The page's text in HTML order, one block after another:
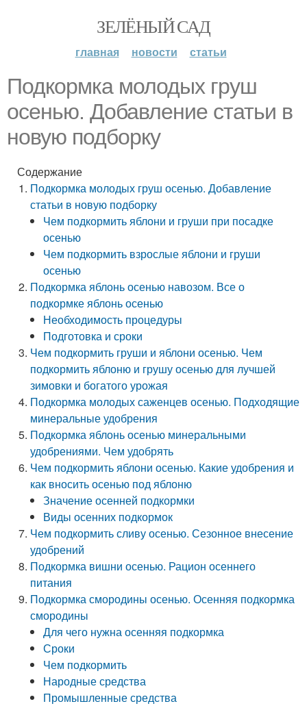
ЗЕЛЁНЫЙ САД
главная новости статьи
Подкормка молодых груш
осенью. Добавление статьи в
новую подборку
Содержание
Подкормка молодых груш осенью. Добавление
статьи в новую подборку
Чем подкормить яблони и груши при посадке
осенью
Чем подкормить взрослые яблони и груши
осенью
Подкормка яблонь осенью навозом. Все о
подкормке яблонь осенью
Необходимость процедуры
Подготовка и сроки
Чем подкормить груши и яблони осенью. Чем
подкормить яблоню и грушу осенью для лучшей
зимовки и богатого урожая
Подкормка молодых саженцев осенью. Подходящие
минеральные удобрения
Подкормка яблонь осенью минеральными
удобрениями. Чем удобрять
Чем подкормить яблони осенью. Какие удобрения и
как вносить осенью под яблоню
Значение осенней подкормки
Виды осенних подкормок
Чем подкормить сливу осенью. Сезонное внесение
удобрений
Подкормка вишни осенью. Рацион осеннего
питания
Подкормка смородины осенью. Осенняя подкормка
смородины
Для чего нужна осенняя подкормка
Сроки
Чем подкормить
Народные средства
Промышленные средства